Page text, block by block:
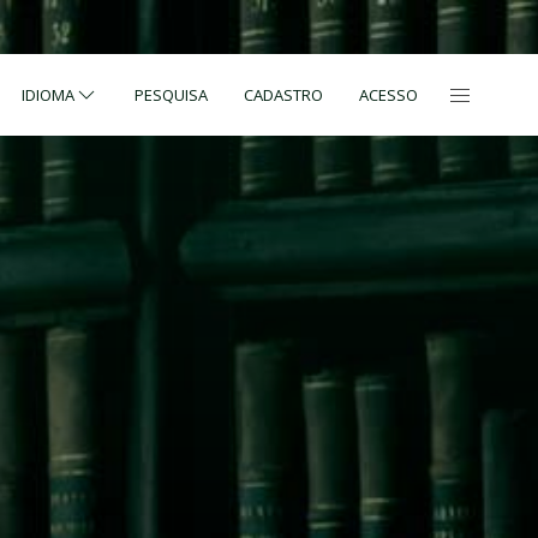
IDIOMA PESQUISA CADASTRO ACESSO